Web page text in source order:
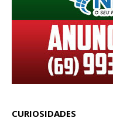
CURIOSIDADES